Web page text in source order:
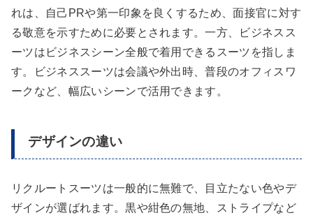
れは、自己PRや第一印象を良くするため、面接官に対す
る敬意を示すために必要とされます。一方、ビジネスス
ーツはビジネスシーン全般で着用できるスーツを指しま
す。ビジネススーツは会議や外出時、普段のオフィスワ
ークなど、幅広いシーンで活用できます。
デザインの違い
リクルートスーツは一般的に無難で、目立たない色やデ
ザインが選ばれます。黒や紺色の無地、ストライプなど